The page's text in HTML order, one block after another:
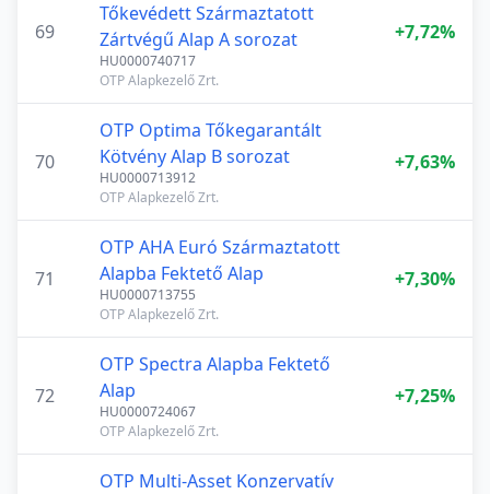
69
Tőkevédett Származtatott
Zártvégű Alap A sorozat
HU0000740717
OTP Alapkezelő Zrt.
+7,72%
70
OTP Optima Tőkegarantált
Kötvény Alap B sorozat
HU0000713912
OTP Alapkezelő Zrt.
+7,63%
71
OTP AHA Euró Származtatott
Alapba Fektető Alap
HU0000713755
OTP Alapkezelő Zrt.
+7,30%
72
OTP Spectra Alapba Fektető
Alap
HU0000724067
OTP Alapkezelő Zrt.
+7,25%
OTP Multi-Asset Konzervatív